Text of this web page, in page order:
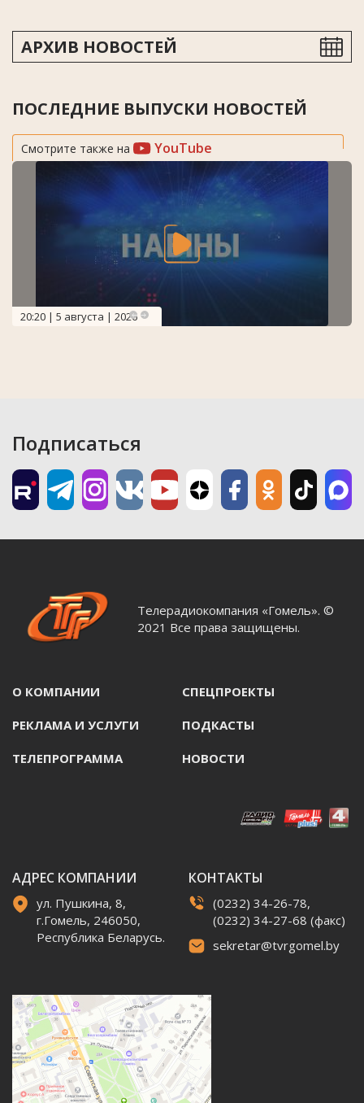
АРХИВ НОВОСТЕЙ
ПОСЛЕДНИЕ ВЫПУСКИ НОВОСТЕЙ
Смотрите также на YouTube
20:20 | 5 августа | 2026
Подписаться
Телерадиокомпания «Гомель». ©
2021 Все права защищены.
О КОМПАНИИ СПЕЦПРОЕКТЫ
РЕКЛАМА И УСЛУГИ ПОДКАСТЫ
ТЕЛЕПРОГРАММА НОВОСТИ
АДРЕС КОМПАНИИ
ул. Пушкина, 8,
г.Гомель, 246050,
Республика Беларусь.
КОНТАКТЫ
(0232) 34-26-78,
(0232) 34-27-68 (факс)
sekretar@tvrgomel.by